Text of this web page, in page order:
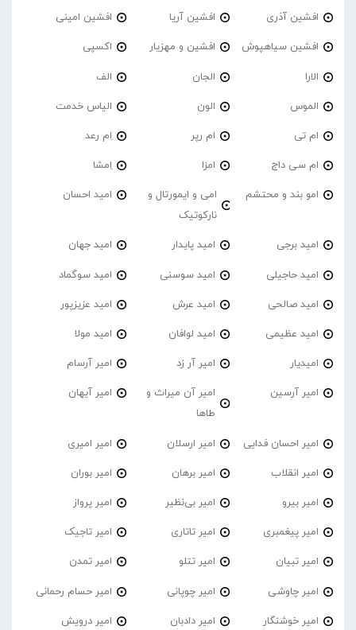
افشین آذری افشین آریا افشین امینی
افشین سیاهپوش افشین و مهزیار اکسپی
الارا الجان الف
الموس الون الیاس خدمت
ام تی ام رپر اِم رعد
ام سی داج امزا اِمشا
امو بند و محتشم
امی و ایمورتال و
نارکوتیک
امید احسان
امید برجی امید پایدار امید جهان
امید حاجیلی امید سوسنی امید سوگماد
امید صالحی امید عرش امید عزیزپور
امید عظیمی امید لوافان امید مولا
امیدیار امیر آر زد امیر آرسام
امیر آرسین
امیر آن میراث و
طاها
امیر آیهان
امیر احسان فدایی امیر ارسلان امیر امیری
امیر انقلاب امیر برهان امیر‌ بوران
امیر بیرو امیر بی‌نظیر امیر پرواز
امیر پیغمبری امیر تاتاری امیر تاجیک
امیر تبیان امیر تتلو امیر تمدن
امیر چاوشی امیر چوپانی امیر حسام رحمانی
امیر خوشنگار امیر دادبان امیر درویش